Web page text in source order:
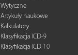
Wytyczne
Artykuły naukowe
Kalkulatory
Klasyfikacja ICD-9
Klasyfikacja ICD-10